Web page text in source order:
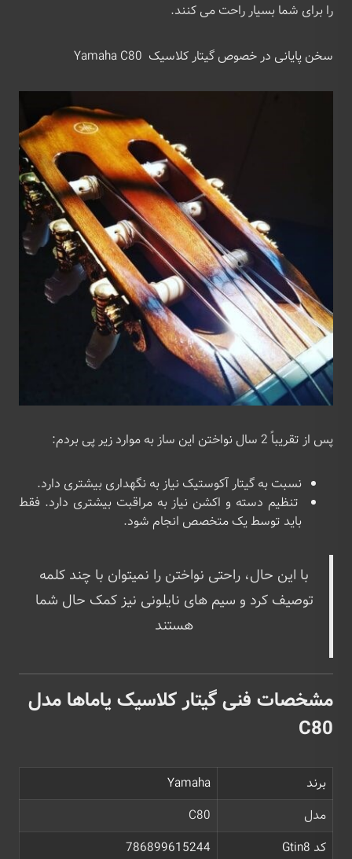
را برای شما بسیار راحت می کنند.
سخن پایانی در خصوص گیتار کلاسیک Yamaha C80
پس از تقریباً 2 سال نواختن این ساز به موارد زیر پی بردم:
نسبت به گیتار آکوستیک نیاز به نگهداری بیشتری دارد.
تنظیم دسته و اکشن نیاز به مراقبت بیشتری دارد. فقط
باید توسط یک متخصص انجام شود.
با این حال، راحتی نواختن را نمیتوان با چند کلمه
توصیف کرد و سیم های نایلونی نیز کمک حال شما
هستند
مشخصات فنی گیتار کلاسیک یاماها مدل
C80
برند
Yamaha
مدل
C80
کد Gtin8
786899615244